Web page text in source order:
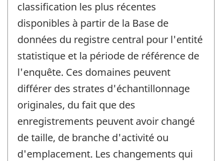
classification les plus récentes
disponibles à partir de la Base de
données du registre central pour l'entité
statistique et la période de référence de
l'enquête. Ces domaines peuvent
différer des strates d'échantillonnage
originales, du fait que des
enregistrements peuvent avoir changé
de taille, de branche d'activité ou
d'emplacement. Les changements qui